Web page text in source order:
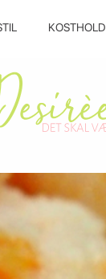
KOSTHOLD